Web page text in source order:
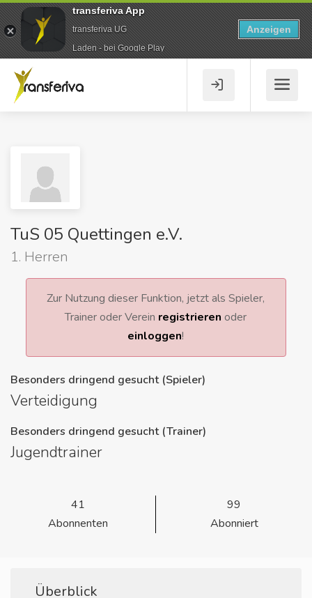
TuS 05 Quettingen e.V.
1. Herren
Zur Nutzung dieser Funktion, jetzt als Spieler,
Trainer oder Verein registrieren oder
einloggen!
Besonders dringend gesucht (Spieler)
Verteidigung
Besonders dringend gesucht (Trainer)
Jugendtrainer
41
Abonnenten
99
Abonniert
Überblick
transferiva App
transferiva UG
Laden - bei Google Play
Anzeigen